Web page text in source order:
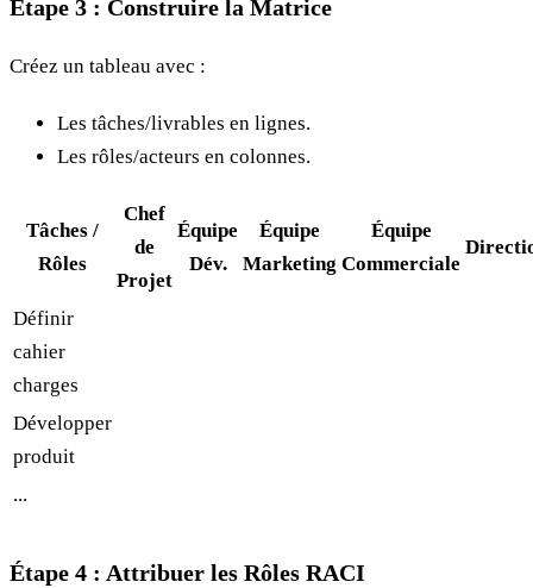
Étape 3 : Construire la Matrice
Créez un tableau avec :
Les tâches/livrables en lignes.
Les rôles/acteurs en colonnes.
Tâches /
Rôles
Chef
de
Projet
Équipe
Dév.
Équipe
Marketing
Équipe
Commerciale
Définir
cahier
charges
Développer
produit
...
Étape 4 : Attribuer les Rôles RACI